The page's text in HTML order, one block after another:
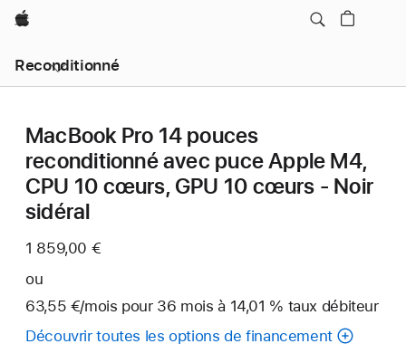
Apple
Reconditionné
MacBook Pro 14 pouces
reconditionné avec puce Apple M4,
CPU 10 cœurs, GPU 10 cœurs - Noir
sidéral
1 859,00 €
ou
63,55 €/mois par
mois
pour 36 mois mois
à 14,01 % taux débiteur
Découvrir toutes les options de financement